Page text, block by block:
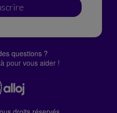
questions ?
pour vous aider !